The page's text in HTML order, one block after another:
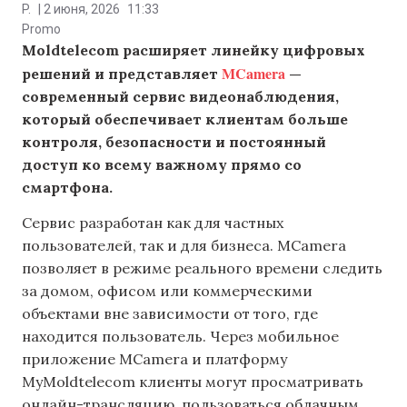
P. 2 июня, 2026
11:33
Promo
Moldtelecom расширяет линейку цифровых
решений и представляет MCamera —
современный сервис видеонаблюдения,
который обеспечивает клиентам больше
контроля, безопасности и постоянный
доступ ко всему важному прямо со
смартфона.
Сервис разработан как для частных
пользователей, так и для бизнеса. MCamera
позволяет в режиме реального времени следить
за домом, офисом или коммерческими
объектами вне зависимости от того, где
находится пользователь. Через мобильное
приложение MCamera и платформу
MyMoldtelecom клиенты могут просматривать